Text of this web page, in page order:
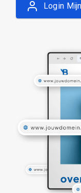
Login